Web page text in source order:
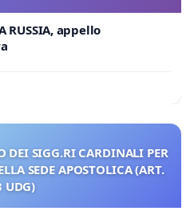
RUSSIA, appello
DEI SIGG.RI CARDINALI PER
SEDE APOSTOLICA (ART.
UDG)